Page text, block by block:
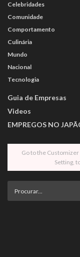
Celebridades
Comunidade
Comportamento
Culinária
Mundo
Nacional
Tecnologia
Guia de Empresas
Videos
EMPREGOS NO
Go to the Customizer
Setting,